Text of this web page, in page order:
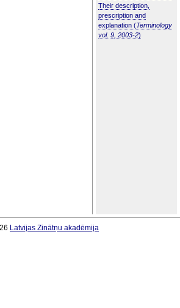
Their description,
prescription and
explanation (Terminology
vol. 9, 2003-2)
Latvijas Zinātņu akadēmija